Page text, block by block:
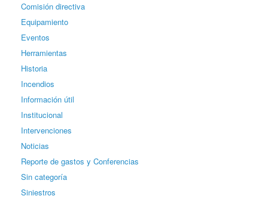
Comisión directiva
Equipamiento
Eventos
Herramientas
Historia
Incendios
Información útil
Institucional
Intervenciones
Noticias
Reporte de gastos y Conferencias
Sin categoría
Siniestros